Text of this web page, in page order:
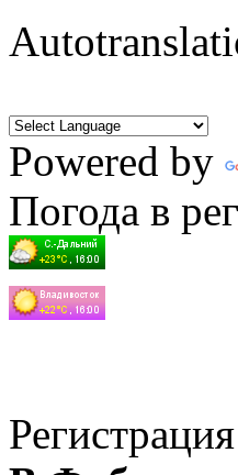
Powered by
Погода в